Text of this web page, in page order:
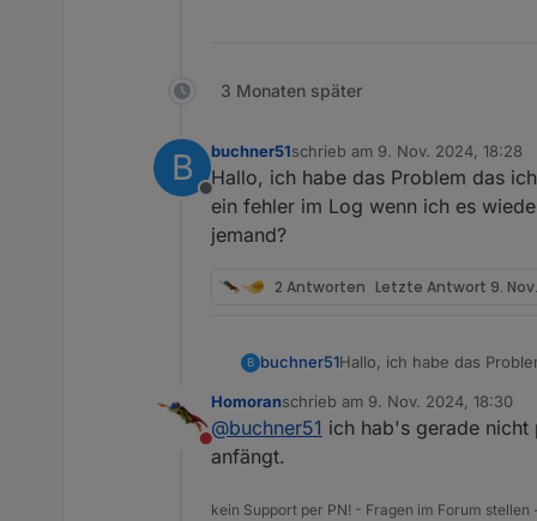
3 Monaten später
B
Offline
buchner51schrieb am 9. Nov. 2024, 18:28
zuletzt editiert von
Hallo, ich habe das Problem das
ein fehler im Log wenn ich es
jemand?
2 Antworten Letzte Antwort 9.
B buchner51Hallo, ich habe das
Nicht stören
Homoranschrieb am 9. Nov. 2024, 18:30
zuletzt editiert von
@buchner51 ich hab's gerade nicht
anfängt.
kein Support per PN! - Fragen im Forum